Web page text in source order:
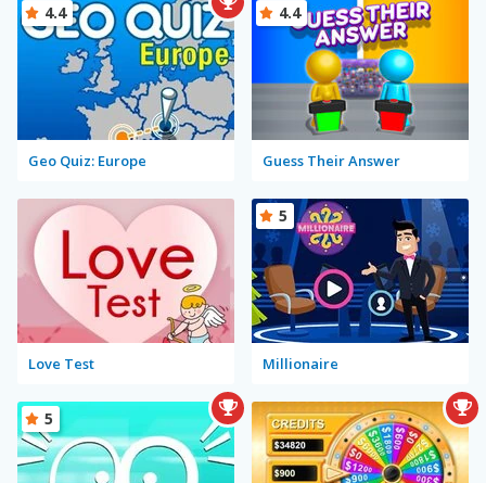
Geo Quiz: Europe
4.4
Guess Their Answer
4.4
Love Test Millionaire
5
5